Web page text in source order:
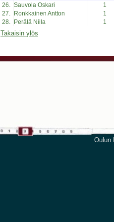
26.
Sauvola Oskari
1
27.
Ronkkainen Antton
1
28.
Perälä Niila 1
Takaisin ylös
Oulun